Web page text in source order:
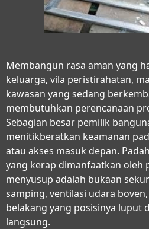
Membangun rasa aman yang
keluarga, vila peristirahatan,
kawasan yang sedang
membutuhkan perencanaan
Sebagian besar pemilik
menitikberatkan keamanan
atau akses masuk depan.
yang kerap dimanfaatkan oleh
menyusup adalah bukaan
samping, ventilasi udara
belakang yang posisinya luput
langsung.